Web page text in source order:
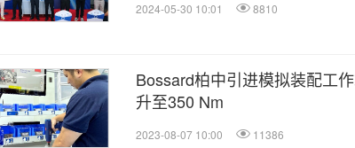
2024-05-30 10:01 8810
Bossard柏中引进模拟装配工
升至350 Nm
2023-08-07 10:00 11386